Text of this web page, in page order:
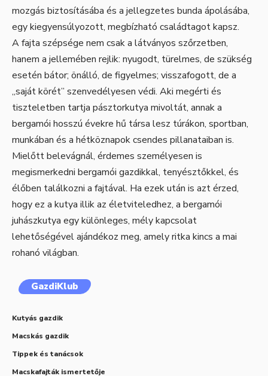
mozgás biztosításába és a jellegzetes bunda ápolásába,
egy kiegyensúlyozott, megbízható családtagot kapsz.
A fajta szépsége nem csak a látványos szőrzetben,
hanem a jellemében rejlik: nyugodt, türelmes, de szükség
esetén bátor; önálló, de figyelmes; visszafogott, de a
„saját körét” szenvedélyesen védi. Aki megérti és
tiszteletben tartja pásztorkutya mivoltát, annak a
bergamói hosszú évekre hű társa lesz túrákon, sportban,
munkában és a hétköznapok csendes pillanataiban is.
Mielőtt belevágnál, érdemes személyesen is
megismerkedni bergamói gazdikkal, tenyésztőkkel, és
élőben találkozni a fajtával. Ha ezek után is azt érzed,
hogy ez a kutya illik az életviteledhez, a bergamói
juhászkutya egy különleges, mély kapcsolat
lehetőségével ajándékoz meg, amely ritka kincs a mai
rohanó világban.
GazdiKlub
Kutyás gazdik
Macskás gazdik
Tippek és tanácsok
Macskafajták ismertetője